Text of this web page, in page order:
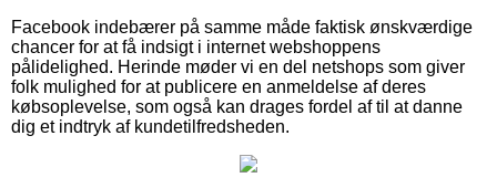
Facebook indebærer på samme måde faktisk ønskværdige
chancer for at få indsigt i internet webshoppens
pålidelighed. Herinde møder vi en del netshops som giver
folk mulighed for at publicere en anmeldelse af deres
købsoplevelse, som også kan drages fordel af til at danne
dig et indtryk af kundetilfredsheden.